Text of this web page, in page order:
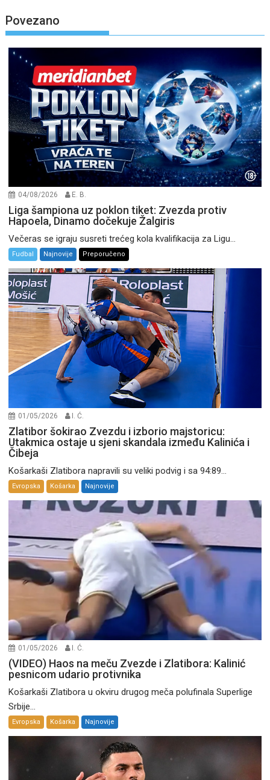
Povezano
04/08/2026 E. B.
Liga šampiona uz poklon tiket: Zvezda protiv
Hapoela, Dinamo dočekuje Žalgiris
Večeras se igraju susreti trećeg kola kvalifikacija za Ligu...
Fudbal Najnovije Preporučeno
01/05/2026 I. Ć.
Zlatibor šokirao Zvezdu i izborio majstoricu:
Utakmica ostaje u sjeni skandala između Kalinića i
Čibeja
Košarkaši Zlatibora napravili su veliki podvig i sa 94:89...
Evropska Košarka Najnovije
01/05/2026 I. Ć.
(VIDEO) Haos na meču Zvezde i Zlatibora: Kalinić
pesnicom udario protivnika
Košarkaši Zlatibora u okviru drugog meča polufinala Superlige
Srbije...
Evropska Košarka Najnovije